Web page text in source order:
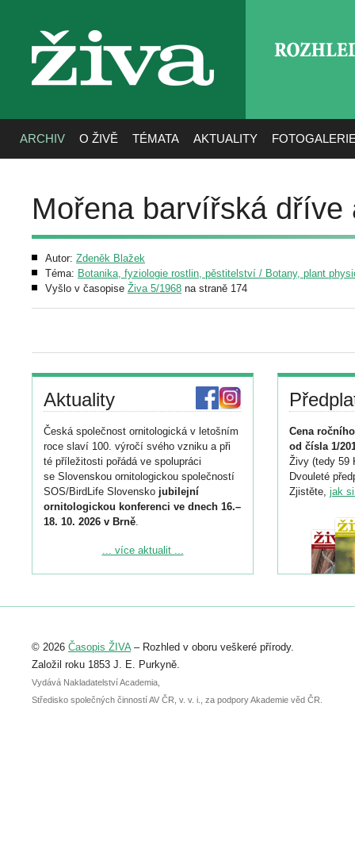
živa
ARCHIV O ŽIVĚ TÉMATA AKTUALITY
Mořena barvířská dříve
Autor: Zdeněk Blažek
Téma: Botanika, fyziologie rostlin, pěstitelství / Botany, plant
Vyšlo v časopise Živa 5/1968 na straně 174
Aktuality
Česká společnost ornitologická v letošním
roce slaví 100. výročí svého vzniku a při
té příležitosti pořádá ve spolupráci
se Slovenskou ornitologickou společností
SOS/BirdLife Slovensko jubilejní
ornitologickou konferenci ve dnech 16.–
18. 10. 2026 v Brně.
Podrobnější informace ke konferenci
Registrovat se můžete do 6. září.
abstraktu přihlášené přednášky nebo
posteru je už 30. června.
... více aktualit ...
Cena
od čísla 1/
Živy (tedy 59
Dvouleté
Zjistěte, jak
© 2026 Časopis ŽIVA– Rozhled v oboru veškeré přírody.
Založil roku 1853 J. E. Purkyně.
Vydává Nakladatelství Academia,
Středisko společných činností AV ČR, v. v. i., za podpory Akademie věd ČR.